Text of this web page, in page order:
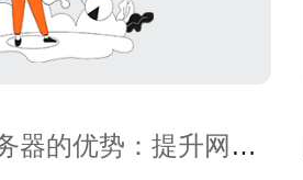
器的优势：提升网站